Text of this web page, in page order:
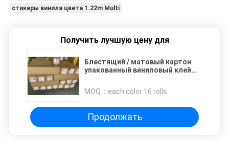
стикеры винила цвета 1.22m Multi
Получить лучшую цену для
Блестящий / матовый картон
упакованный виниловый клей
MOQ： each color 16 rolls
Продолжать